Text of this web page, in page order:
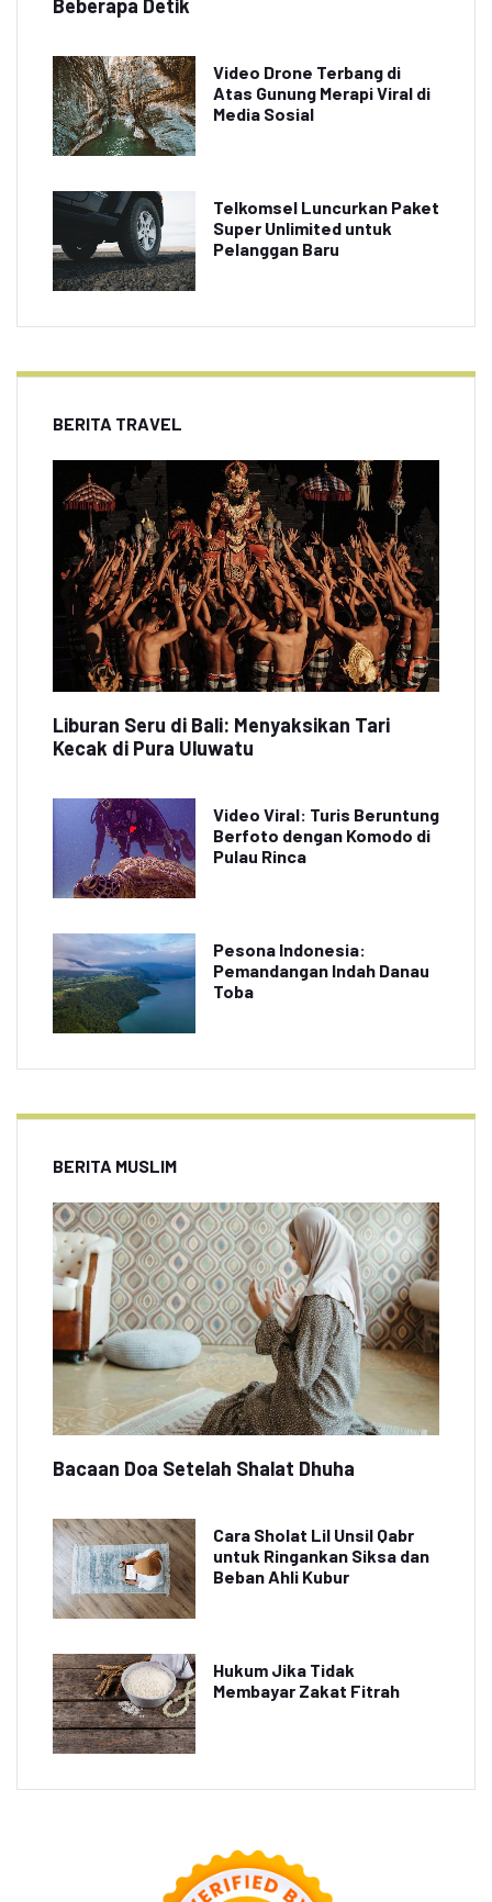
Beberapa Detik
Video Drone Terbang di
Atas Gunung Merapi Viral di
Media Sosial
Telkomsel Luncurkan Paket
Super Unlimited untuk
Pelanggan Baru
BERITA TRAVEL
Liburan Seru di Bali: Menyaksikan Tari
Kecak di Pura Uluwatu
Video Viral: Turis Beruntung
Berfoto dengan Komodo di
Pulau Rinca
Pesona Indonesia:
Pemandangan Indah Danau
Toba
BERITA MUSLIM
Bacaan Doa Setelah Shalat Dhuha
Cara Sholat Lil Unsil Qabr
untuk Ringankan Siksa dan
Beban Ahli Kubur
Hukum Jika Tidak
Membayar Zakat Fitrah